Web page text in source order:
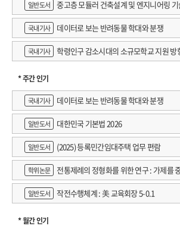
일반도서 중고층 모듈러 건축설계 및 엔지니어링
국내기사 데이터로 보는 반려동물 학대와 분쟁
국내기사 학령인구 감소시대의 소규모학교 지원 방
* 주간 인기
국내기사
데이터로 보는 반려동물 학대와 분쟁
일반도서 대한민국 기본법 2026
일반도서 (2025) 등록민간임대주택 업무 편람
학위논문 전통제례의 정형화를 위한 연구 : 가제를
일반도서 작전수행체계 : 美 교육회장 5-0.1
* 월간 인기